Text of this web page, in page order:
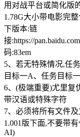
用对战平台或简化版
1.78G大小带电影完
下版本:链
接:https://
码:83em
5、若无特殊情况,任
目标一A、任务目标
6、(极端重要)尤里复
带汉语或特殊字符
7、必须将所有文件
1.001版下面,不要带
AI)